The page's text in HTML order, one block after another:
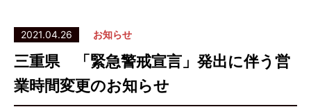
2021.04.26 お知らせ
三重県 「緊急警戒宣言」発出に伴う営
業時間変更のお知らせ